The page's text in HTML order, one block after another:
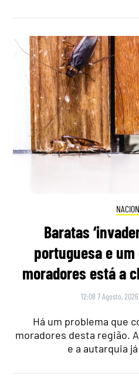
Baratas
portuguesa e
moradores está a
12:08 7 Agosto, 2026
Há um problema que
moradores desta região.
e a autarquia